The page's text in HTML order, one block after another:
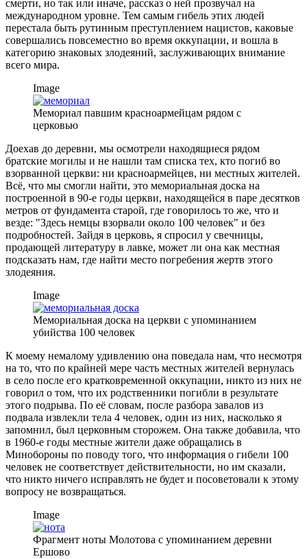
смерти, но так или иначе, рассказ о ней прозвучал на
международном уровне. Тем самым гибель этих людей
перестала быть рутинным преступлением нацистов, каковые
совершались повсеместно во время оккупации, и вошла в
категорию знаковых злодеяний, заслуживающих внимание
всего мира.
Image
Мемориал павшим красноармейцам рядом с
церковью
Доехав до деревни, мы осмотрели находящиеся рядом
братские могилы и не нашли там списка тех, кто погиб во
взорванной церкви: ни красноармейцев, ни местных жителей.
Всё, что мы смогли найти, это мемориальная доска на
построенной в 90-е годы церкви, находящейся в паре десятков
метров от фундамента старой, где говорилось то же, что и
везде: "Здесь немцы взорвали около 100 человек" и без
подробностей. Зайдя в церковь, я спросил у свечницы,
продающей литературу в лавке, может ли она как местная
подсказать нам, где найти место погребения жертв этого
злодеяния.
Image
Мемориальная доска на церкви с упоминанием
убийства 100 человек
К моему немалому удивлению она поведала нам, что несмотря
на то, что по крайней мере часть местных жителей вернулась
в село после его кратковременной оккупации, никто из них не
говорил о том, что их родственники погибли в результате
этого подрыва. По её словам, после разбора завалов из
подвала извлекли тела 4 человек, один из них, насколько я
запомнил, был церковным сторожем. Она также добавила, что
в 1960-е годы местные жители даже обращались в
Минобороны по поводу того, что информация о гибели 100
человек не соответствует действительности, но им сказали,
что никто ничего исправлять не будет и посоветовали к этому
вопросу не возвращаться.
Image
Фрагмент ноты Молотова с упоминанием деревни
Ершово